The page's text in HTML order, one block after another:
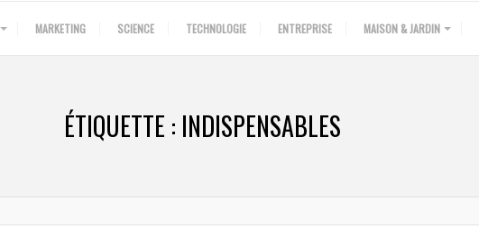
MARKETING SCIENCE TECHNOLOGIE ENTREPRISE MAISON & JARDIN
ÉTIQUETTE : INDISPENSABLES